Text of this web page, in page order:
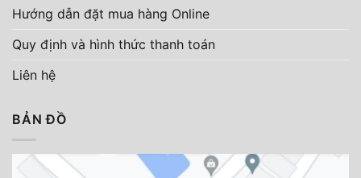
Hướng dẫn đặt mua hàng Online
Quy định và hình thức thanh toán
Liên hệ
BẢN ĐỒ